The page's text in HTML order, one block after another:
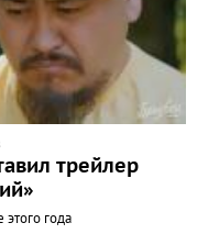
трейлер
этого года